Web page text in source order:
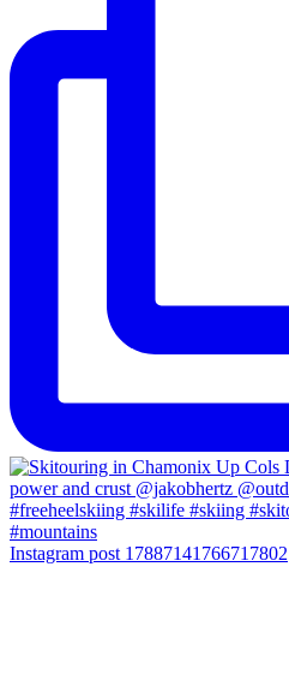
Instagram post 17887141766717802